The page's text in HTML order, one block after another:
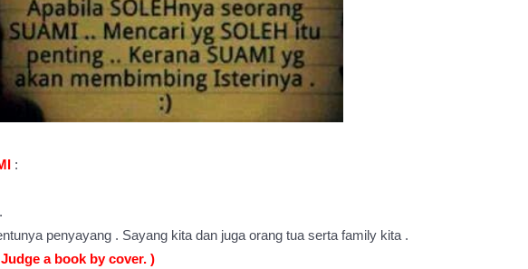
:
penyayang . Sayang kita dan juga orang tua serta family kita .
a book by cover. )